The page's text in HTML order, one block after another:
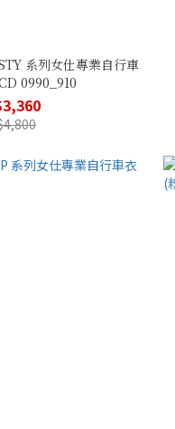
系列女仕專業自行車
0990_910